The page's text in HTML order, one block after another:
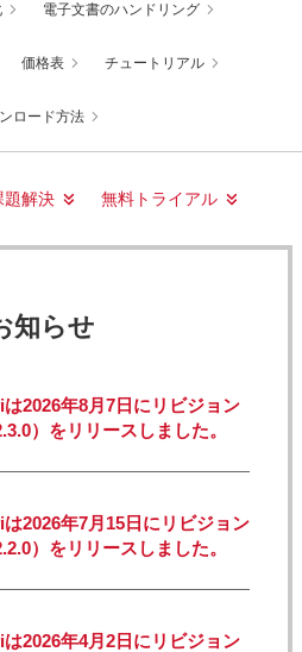
電子文書のハンドリング
価格表 チュートリアル
ロード方法
題解決 無料トライアル
知らせ
2026年8月7日にリビジョン
）をリリースしました。
2026年7月15日にリビジョン
）をリリースしました。
2026年4月2日にリビジョン